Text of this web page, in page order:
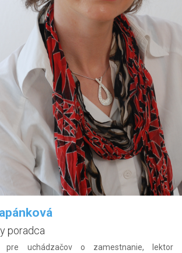
poradca
pre uchádzačov o zamestnanie, lektor